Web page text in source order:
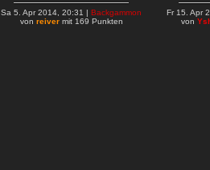
Sa 5. Apr 2014, 20:31 | Backgammon
von reivermit 169 Punkten
Fr 15. Apr
von